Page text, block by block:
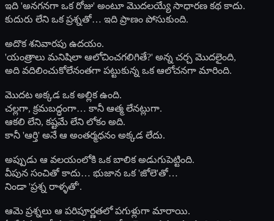
ఇది 'అనగనగా ఒక రోజు' అంటూ మొదలయ్యే సాధారణ కథ కాదు.
కుదురు లేని ఒక ప్రశ్నతో… ఇది ప్రాణం పోసుకుంది.
అదొక శనివారపు ఉదయం.
'యంత్రాలు మనిషిలా ఆలోచించగలిగితే?' అన్న చర్చ మొదలైంది,
అది వదిలించుకోలేనంతగా పట్టుకున్న ఒక ఆలోచనగా మారింది.
మొదట అక్కడ ఒక అల్లిక ఉంది.
చల్లగా, క్రమబద్ధంగా… కానీ ఆత్మ లేనట్లుగా.
ఆకలి లేని, కష్టమే లేని లోకం అది.
కానీ 'ఆర్తి' అనే ఆ అంతర్మధనం అక్కడ లేదు.
అప్పుడు ఆ వలయంలోకి ఒక బాలిక అడుగుపెట్టింది.
వీపున సంచితో కాదు… భుజాన ఒక 'జోలె'తో…
నిండా 'ప్రశ్న రాళ్ళతో'.
ఆమె ప్రశ్నలు ఆ పరిపూర్ణతలో పగుళ్లుగా మారాయి.